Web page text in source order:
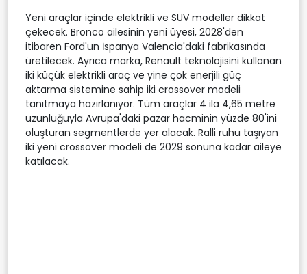
Yeni araçlar içinde elektrikli ve SUV modeller dikkat
çekecek. Bronco ailesinin yeni üyesi, 2028'den
itibaren Ford'un İspanya Valencia'daki fabrikasında
üretilecek. Ayrıca marka, Renault teknolojisini kullanan
iki küçük elektrikli araç ve yine çok enerjili güç
aktarma sistemine sahip iki crossover modeli
tanıtmaya hazırlanıyor. Tüm araçlar 4 ila 4,65 metre
uzunluğuyla Avrupa'daki pazar hacminin yüzde 80'ini
oluşturan segmentlerde yer alacak. Ralli ruhu taşıyan
iki yeni crossover modeli de 2029 sonuna kadar aileye
katılacak.